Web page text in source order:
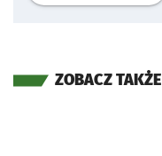
ZOBACZ TAKŻE